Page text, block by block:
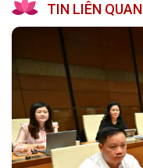
TIN LIÊN QUAN